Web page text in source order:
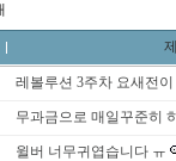
레볼루션 3주차 요새전
무과금으로 매일꾸준히
윌버 너무귀엽습니다 ㅠ